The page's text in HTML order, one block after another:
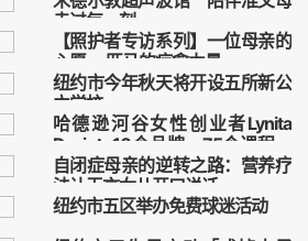
纽约州 优秀教师 辅导员 选拔
走过每一刻
米德尔敦 超声波馆
准父母
二十年
【照护者专访系列】一位母亲的
心愿 一匹马的疗愈力量
母亲 心愿 马 疗愈
纽约市今年秋天将开设五所新公
立学校
纽约市 秋天 开设 五所
哈德逊河谷女性创业者Lynita
Davis：10个品牌、75个课程，
打造社区创业生态圈
哈德逊 河谷 女性 创业者
自闭症母亲的逆转之路：营养疗
法让无言女儿开口说话
自闭症 母亲 逆转 营养
纽约市五区举办免费球迷活动